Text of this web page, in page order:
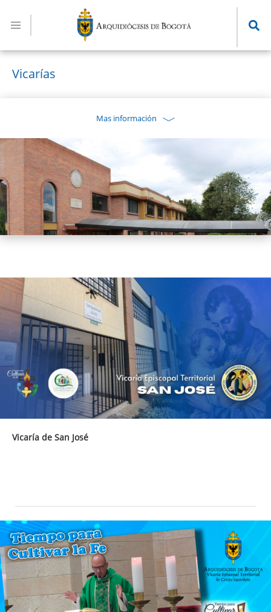
contenido
principal
Vicarías
Mas información
Vicaría de San José